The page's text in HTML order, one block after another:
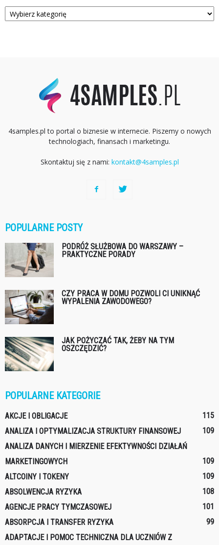
Kategorie
4samples.pl to portal o biznesie w internecie. Piszemy o nowych
technologiach, finansach i marketingu.
Skontaktuj się z nami: kontakt@4samples.pl
POPULARNE POSTY
PODRÓŻ SŁUŻBOWA DO WARSZAWY –
PRAKTYCZNE PORADY
CZY PRACA W DOMU POZWOLI CI UNIKNĄĆ
WYPALENIA ZAWODOWEGO?
JAK POŻYCZAĆ TAK, ŻEBY NA TYM
OSZCZĘDZIĆ?
POPULARNE KATEGORIE
AKCJE I OBLIGACJE
115
ANALIZA I OPTYMALIZACJA STRUKTURY FINANSOWEJ
109
ANALIZA DANYCH I MIERZENIE EFEKTYWNOŚCI DZIAŁAŃ
MARKETINGOWYCH
109
ALTCOINY I TOKENY
109
ABSOLWENCJA RYZYKA
108
AGENCJE PRACY TYMCZASOWEJ
101
ABSORPCJA I TRANSFER RYZYKA
99
ADAPTACJE I POMOC TECHNICZNA DLA UCZNIÓW Z